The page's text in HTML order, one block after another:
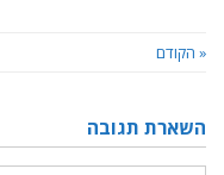
« הקודם
השארת תגובה